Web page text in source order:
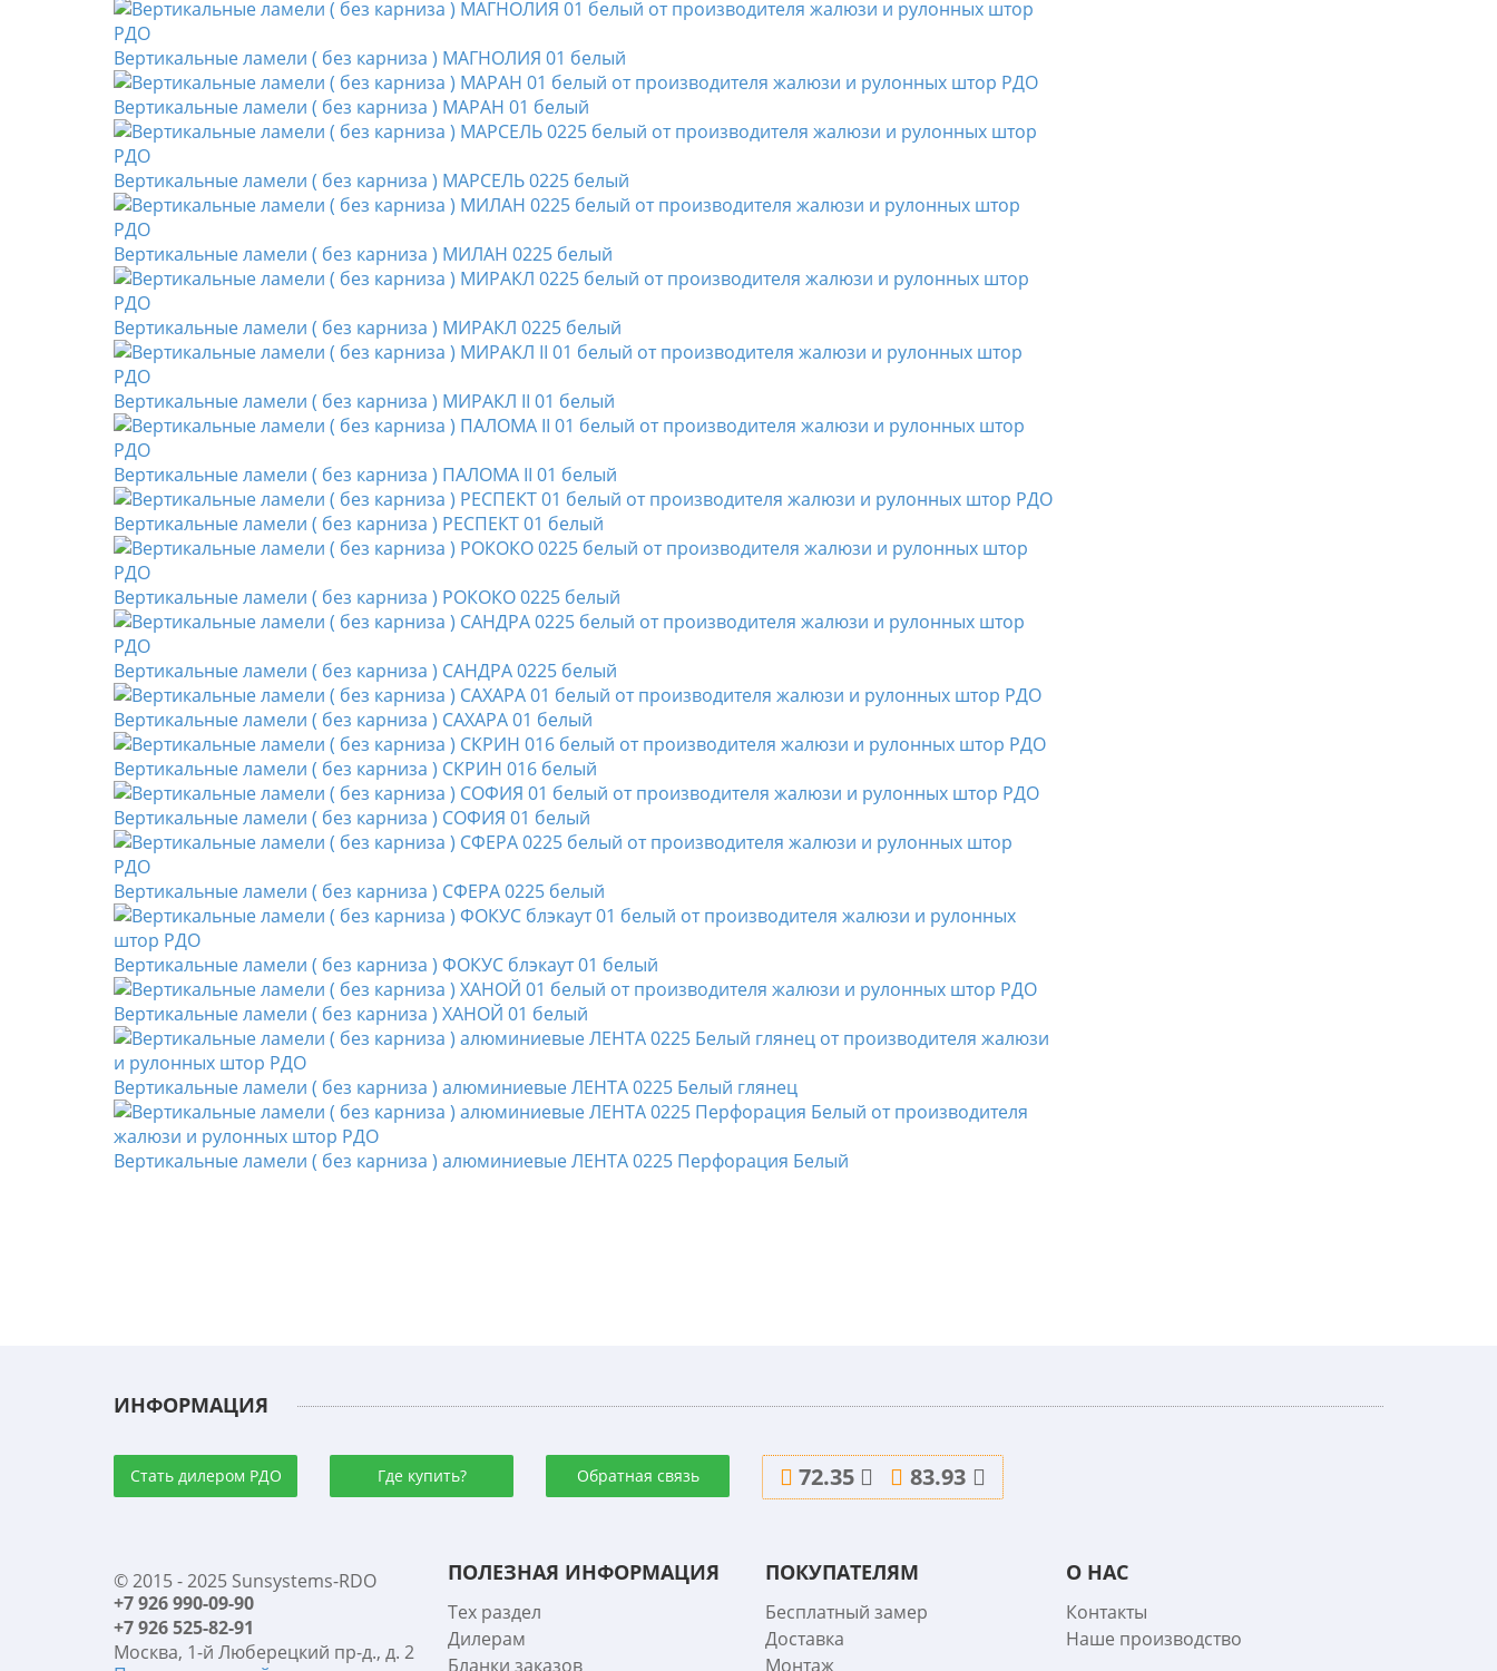
Вертикальные ламели ( без карниза ) МАГНОЛИЯ 01 белый
Вертикальные ламели ( без карниза ) МАРАН 01 белый
Вертикальные ламели ( без карниза ) МАРСЕЛЬ 0225 белый
Вертикальные ламели ( без карниза ) МИЛАН 0225 белый
Вертикальные ламели ( без карниза ) МИРАКЛ 0225 белый
Вертикальные ламели ( без карниза ) МИРАКЛ II 01 белый
Вертикальные ламели ( без карниза ) ПАЛОМА II 01 белый
Вертикальные ламели ( без карниза ) РЕСПЕКТ 01 белый
Вертикальные ламели ( без карниза ) РОКОКО 0225 белый
Вертикальные ламели ( без карниза ) САНДРА 0225 белый
Вертикальные ламели ( без карниза ) САХАРА 01 белый
Вертикальные ламели ( без карниза ) СКРИН 016 белый
Вертикальные ламели ( без карниза ) СОФИЯ 01 белый
Вертикальные ламели ( без карниза ) СФЕРА 0225 белый
Вертикальные ламели ( без карниза ) ФОКУС блэкаут 01 белый
Вертикальные ламели ( без карниза ) ХАНОЙ 01 белый
Вертикальные ламели ( без карниза ) алюминиевые ЛЕНТА 0225 Белый глянец
Вертикальные ламели ( без карниза ) алюминиевые ЛЕНТА 0225 Перфорация Белый
ИНФОРМАЦИЯ
Стать дилером РДО Где купить? Обратная связь 72.35 83.93
© 2015 - 2025 Sunsystems-RDO
+7 926 990-09-90
+7 926 525-82-91
Москва, 1-й Люберецкий пр-д., д. 2
ПОЛЕЗНАЯ ИНФОРМАЦИЯ
Тех раздел
Дилерам
Бланки заказов
ПОКУПАТЕЛЯМ
Бесплатный замер
Доставка
Монтаж
О НАС
Контакты
Наше производство